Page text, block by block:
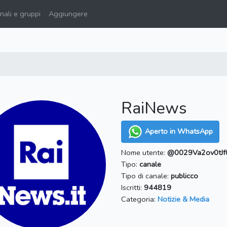
e gruppi Aggiungere
RaiNews
Aperto in WhatsApp
Nome utente:
Tipo: canale
Tipo di canale: publicco
Iscritti: 944819
Categoria: Notizie & Media